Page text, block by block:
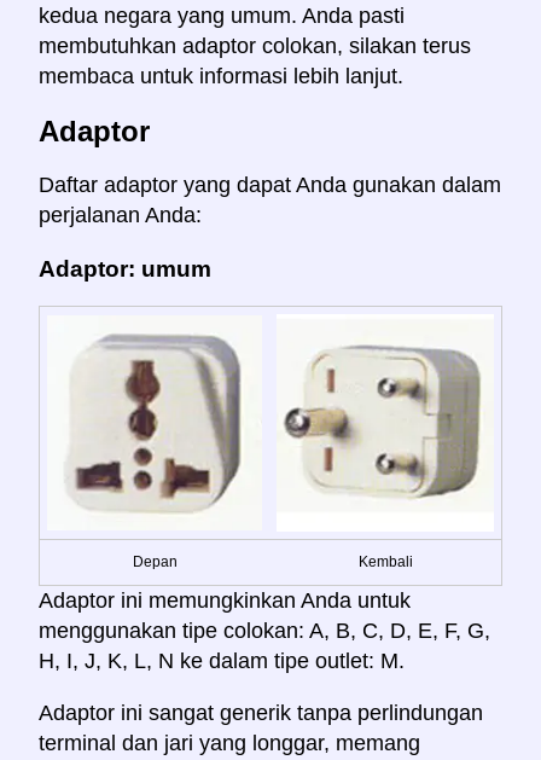
kedua negara yang umum. Anda pasti
membutuhkan adaptor colokan, silakan terus
membaca untuk informasi lebih lanjut.
Adaptor
Daftar adaptor yang dapat Anda gunakan dalam
perjalanan Anda:
Adaptor: umum
Depan Kembali
Adaptor ini memungkinkan Anda untuk
menggunakan tipe colokan: A, B, C, D, E, F, G,
H, I, J, K, L, N ke dalam tipe outlet: M.
Adaptor ini sangat generik tanpa perlindungan
terminal dan jari yang longgar, memang